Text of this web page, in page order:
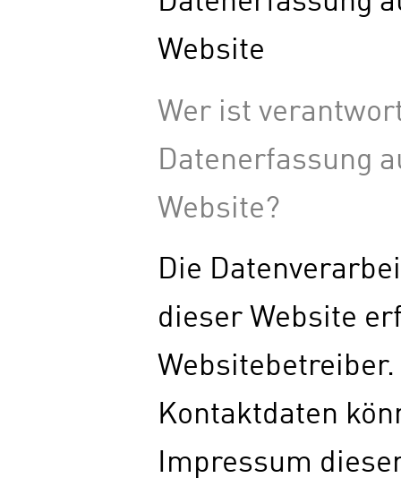
Website
Wer ist
Datenerfassung
Website?
Die
dieser Website
Websitebetreiber.
Kontaktdaten
Impressum